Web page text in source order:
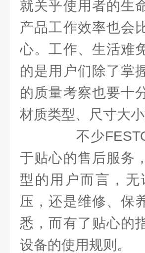
就关乎使用者的生
产品工作效率也会
心。工作、生活难
的是用户们除了掌
的质量考察也要十
材质类型、尺寸大
不少FESTO
于贴心的售后服务
型的用户而言，
压，还是维修、保
悉，而有了贴心的
设备的使用规则。